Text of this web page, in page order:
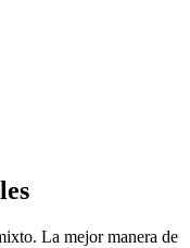
La mejor manera de